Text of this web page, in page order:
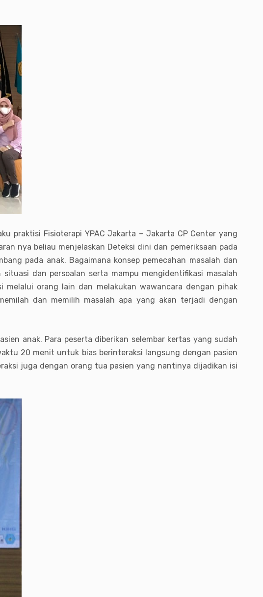
praktisi Fisioterapi YPAC Jakarta – Jakarta CP Center yang
nya beliau menjelaskan Deteksi dini dan pemeriksaan pada
pada anak. Bagaimana konsep pemecahan masalah dan
dan persoalan serta mampu mengidentifikasi masalah
melalui orang lain dan melakukan wawancara dengan pihak
dan memilih masalah apa yang akan terjadi dengan
anak. Para peserta diberikan selembar kertas yang sudah
20 menit untuk bias berinteraksi langsung dengan pasien
juga dengan orang tua pasien yang nantinya dijadikan isi